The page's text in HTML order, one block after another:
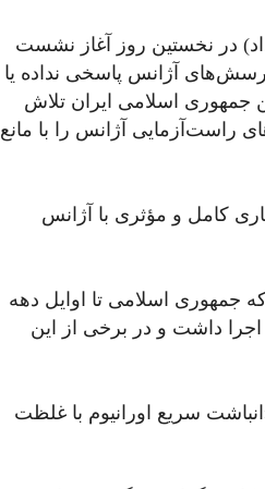
بین‌المللی انرژی اتمی دوشنبه ۹ ژوئن (۱۹ خرداد) در نخستین روز آغاز نشست
آژانس پاسخی نداده یا
جمهوری اسلامی ایران تلاش
راست‌آزمایی آژانس را با مانع
کامل و مؤثری با آژانس
جمهوری اسلامی تا اوایل دهه
اجرا داشت و در برخی از این
سریع اورانیوم با غلظت